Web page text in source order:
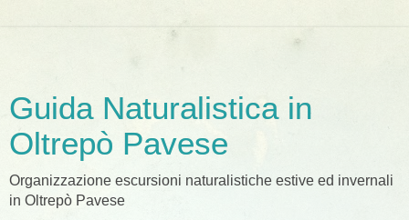
Guida Naturalistica in
Oltrepò Pavese
Organizzazione escursioni naturalistiche estive ed invernali
in Oltrepò Pavese